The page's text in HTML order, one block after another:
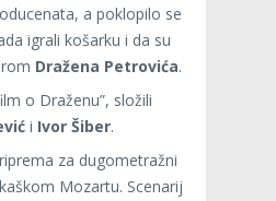
a poklopilo se
igrali košarku i da su
Dražena Petrovića.
o Draženu”, složili
i Ivor Šiber.
za dugometražni
Mozartu. Scenarij